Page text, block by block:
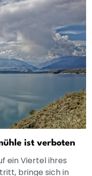
ist verboten
ein Viertel ihres
bringe sich in